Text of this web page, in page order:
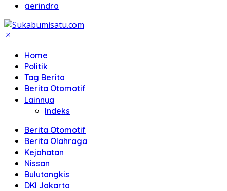
gerindra
Home
Politik
Tag Berita
Berita Otomotif
Lainnya
Indeks
Berita Otomotif
Berita Olahraga
Kejahatan
Nissan
Bulutangkis
DKI Jakarta